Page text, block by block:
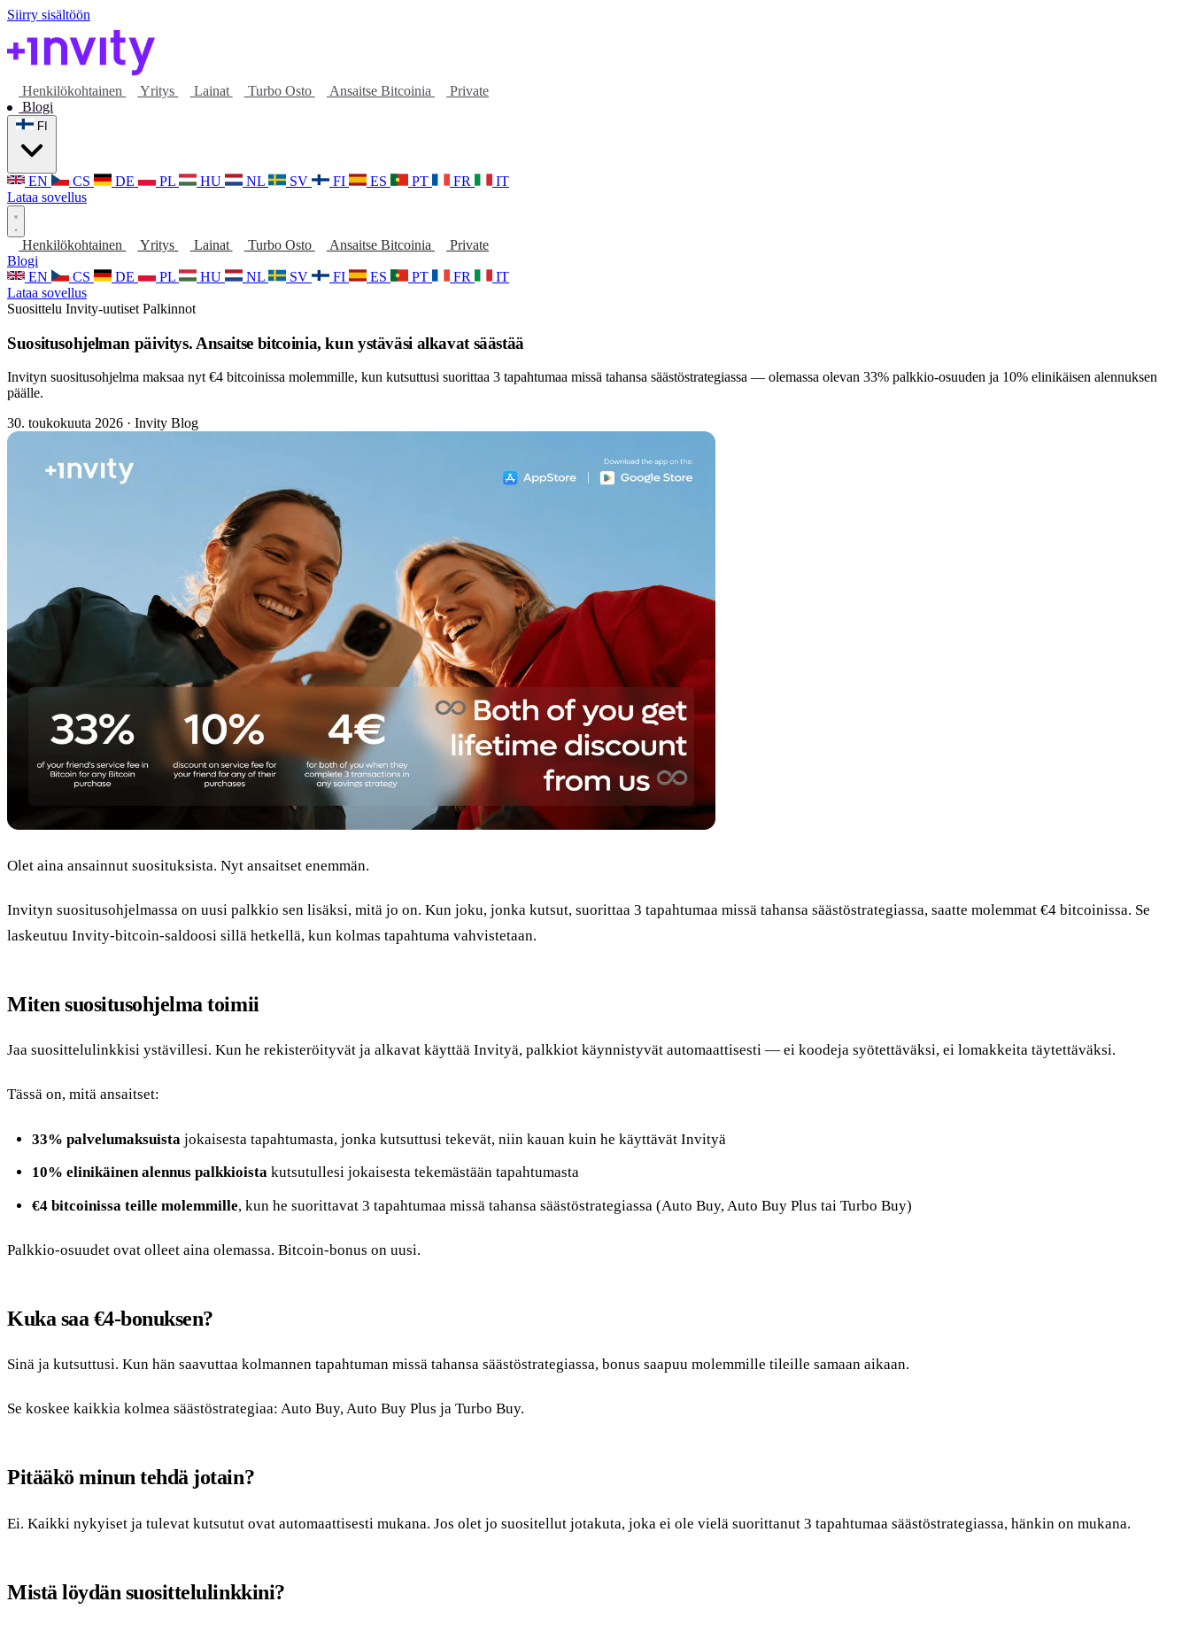
Siirry sisältöön
Henkilökohtainen Yritys Lainat Turbo Osto Ansaitse Bitcoinia
Private
Blogi
EN CS DE PL HU NL SV FI ES PT FR
IT
Lataa sovellus
Henkilökohtainen Yritys Lainat Turbo Osto Ansaitse Bitcoinia
Private
Blogi
EN
CS DE PL HU NL SV FI ES PT FR
IT
Lataa sovellus
Suosittelu Invity-uutiset Palkinnot
Suositusohjelman päivitys. Ansaitse bitcoinia, kun ystäväsi alkavat säästää
Invityn suositusohjelma maksaa nyt €4 bitcoinissa molemmille, kun kutsuttusi suorittaa 3 tapahtumaa missä tahansa säästöstrategiassa — olemassa olevan 33% palkkio-osuuden ja 10% elinikäisen alennuksen
päälle.
30. toukokuuta 2026 · Invity Blog
Olet aina ansainnut suosituksista. Nyt ansaitset enemmän.
Invityn suositusohjelmassa on uusi palkkio sen lisäksi, mitä jo on. Kun joku, jonka kutsut, suorittaa 3 tapahtumaa missä tahansa säästöstrategiassa, saatte molemmat €4 bitcoinissa. Se
laskeutuu Invity-bitcoin-saldoosi sillä hetkellä, kun kolmas tapahtuma vahvistetaan.
Miten suositusohjelma toimii
Jaa suosittelulinkkisi ystävillesi. Kun he rekisteröityvät ja alkavat käyttää Invityä, palkkiot käynnistyvät automaattisesti — ei koodeja syötettäväksi, ei lomakkeita täytettäväksi.
Tässä on, mitä ansaitset:
33% palvelumaksuista jokaisesta tapahtumasta, jonka kutsuttusi tekevät, niin kauan kuin he käyttävät Invityä
10% elinikäinen alennus palkkioistakutsutullesi jokaisesta tekemästään tapahtumasta
€4 bitcoinissa teille molemmille, kun he suorittavat 3 tapahtumaa missä tahansa säästöstrategiassa (Auto Buy, Auto Buy Plus tai Turbo Buy)
Palkkio-osuudet ovat olleet aina olemassa. Bitcoin-bonus on uusi.
Kuka saa €4-bonuksen?
Sinä ja kutsuttusi. Kun hän saavuttaa kolmannen tapahtuman missä tahansa säästöstrategiassa, bonus saapuu molemmille tileille samaan aikaan.
Se koskee kaikkia kolmea säästöstrategiaa: Auto Buy, Auto Buy Plus ja Turbo Buy.
Pitääkö minun tehdä jotain?
Ei. Kaikki nykyiset ja tulevat kutsutut ovat automaattisesti mukana. Jos olet jo suositellut jotakuta, joka ei ole vielä suorittanut 3 tapahtumaa säästöstrategiassa, hänkin on mukana.
Mistä löydän suosittelulinkkini?